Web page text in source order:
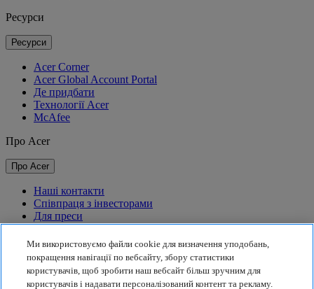
Ресурси
Ресурси
Acer Corner
Acer Global Account Portal
Де придбати
Технології Acer
McAfee
Про Acer
Про Acer
Наші контакти
Співпраця з інвесторами
Для преси
Нагороди
Події
Сталий розвиток
Ми використовуємо файли cookie для визначення уподобань,
покращення навігації по вебсайту, збору статистики
користувачів, щоб зробити наш вебсайт більш зручним для
користувачів і надавати персоналізований контент та рекламу.